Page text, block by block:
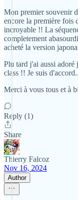
Mon premier souvenir
encore la première fois
incroyable !! La
completement
acheté la version
Plu tard j'ai aussi adoré
class !! Je suis d'accord..
Merci à vous tous et à
Reply (1)
Share
Thierry Falcoz
Nov 16, 2024
Author